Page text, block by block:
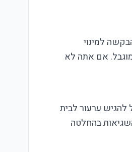
למינוי
אם אתה לא
ערעור לבית
בהחלטה